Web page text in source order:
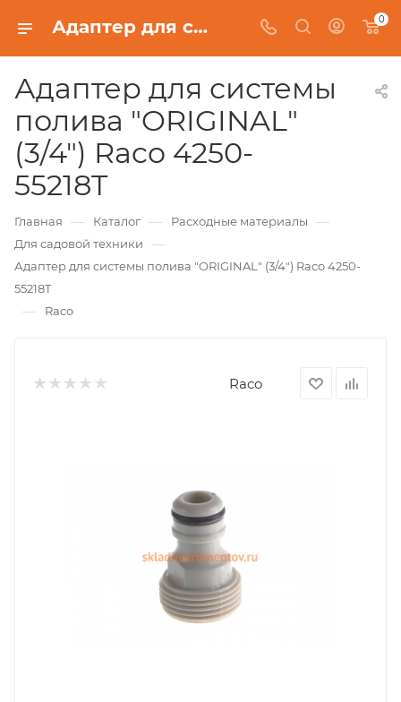
Адаптер для системы полива "ORIGINAL" (3/4") Raco 4250-55218T 0
Адаптер для системы
полива "ORIGINAL"
(3/4") Raco 4250-
55218T
Главная — Каталог — Расходные материалы —
Для садовой техники —
Адаптер для системы полива "ORIGINAL" (3/4") Raco 4250-
55218T
— Raco
Raco